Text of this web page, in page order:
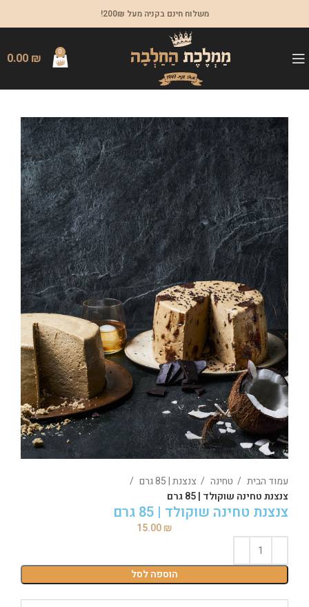
משלוח חינם בקניה מעל 200₪!
0
0.00 ₪
עמוד הבית טחינה
צנצנת | 85 גרם
צנצנת טחינה שוקולד | 85 גרם
צנצנת טחינה שוקולד | 85 גרם
15.00₪
הוספה לסל